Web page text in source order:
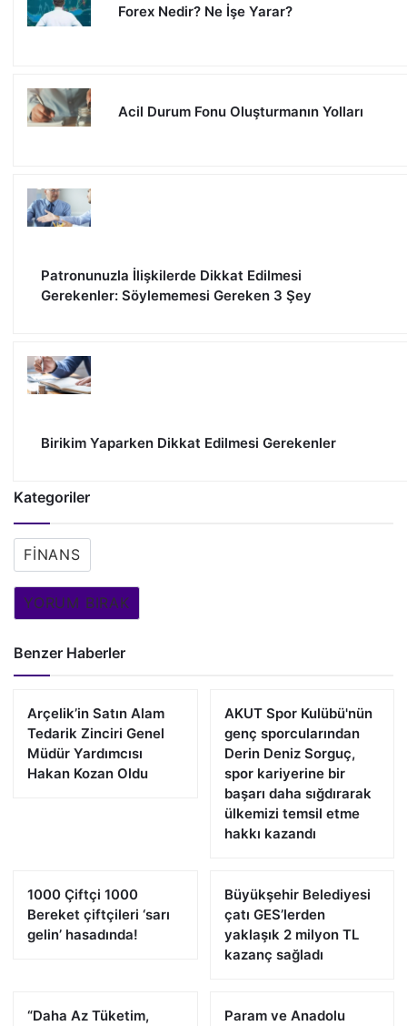
Forex Nedir? Ne İşe Yarar?
Acil Durum Fonu Oluşturmanın Yolları
Patronunuzla İlişkilerde Dikkat Edilmesi
Gerekenler: Söylememesi Gereken 3 Şey
Birikim Yaparken Dikkat Edilmesi Gerekenler
Kategoriler
FINANS
YORUM BIRAK
Benzer Haberler
Arçelik’in Satın Alam
Tedarik Zinciri Genel
Müdür Yardımcısı
Hakan Kozan Oldu
AKUT Spor Kulübü'nün
genç sporcularından
Derin Deniz Sorguç,
spor kariyerine bir
başarı daha sığdırarak
ülkemizi temsil etme
hakkı kazandı
1000 Çiftçi 1000
Bereket çiftçileri ‘sarı
gelin’ hasadında!
Büyükşehir Belediyesi
çatı GES’lerden
yaklaşık 2 milyon TL
kazanç sağladı
“Daha Az Tüketim, Param ve Anadolu